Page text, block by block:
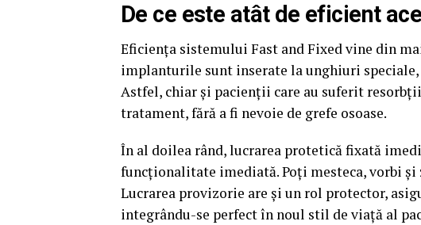
De ce este atât de eficient
Eficiența sistemului Fast and Fixed vine din
implanturile sunt inserate la unghiuri
Astfel, chiar și pacienții care au suferit
tratament, fără a fi nevoie de grefe osoase.
În al doilea rând, lucrarea protetică fixată
funcționalitate imediată. Poți mesteca, vorbi
Lucrarea provizorie are și un rol protector,
integrându-se perfect în noul stil de viață al